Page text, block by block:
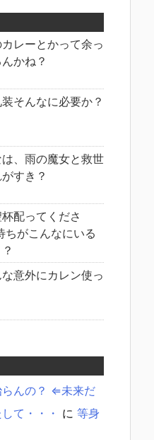
カレーとかって余っ
かね？
装そんなに必要か？
は、雨の魔女と救世
すき？
杯配ってくださ
ちがこんなにいる
な意外にカレン使っ
らんの？ ⇐未来だ
て・・・ に 等身